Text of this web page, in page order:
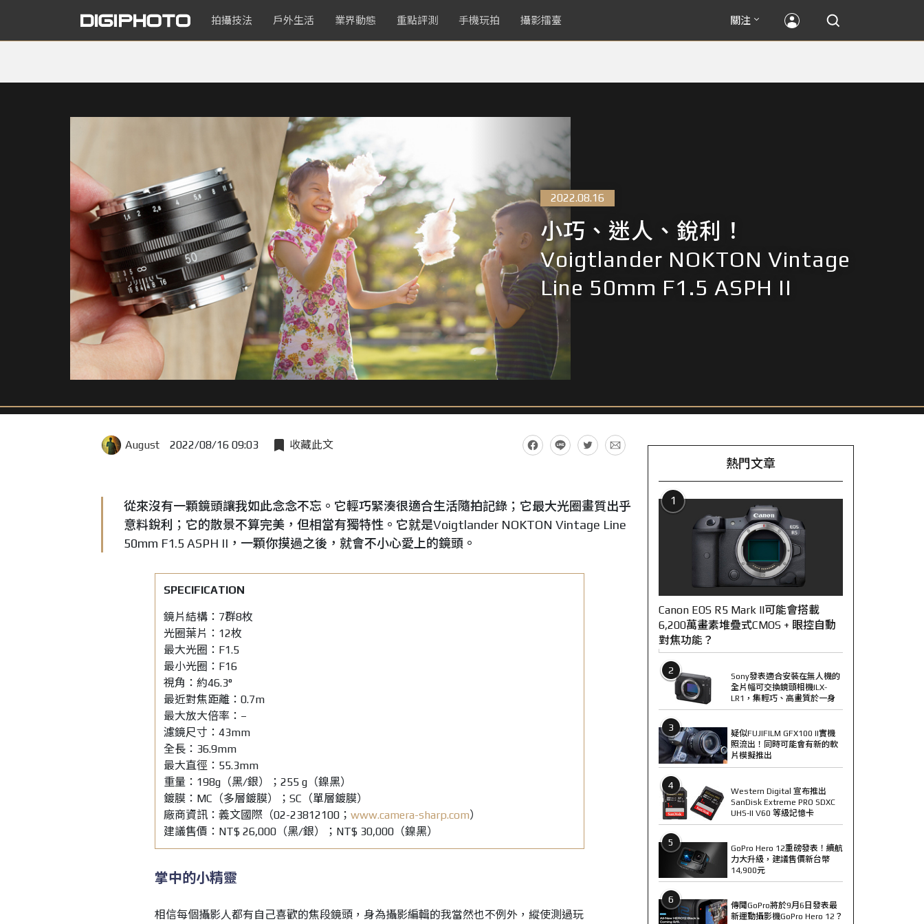
拍攝技法 戶外生活 業界動態 重點評測 手機玩拍 攝影擂臺 關注
2022.08.16
小巧、迷人、銳利！
Voigtlander NOKTON Vintage
Line 50mm F1.5 ASPH II
August 2022/08/16 09:03 收藏此文
從來沒有一顆鏡頭讓我如此念念不忘。它輕巧緊湊很適合生活隨拍記錄；它最大光圈畫質出乎
意料銳利；它的散景不算完美，但相當有獨特性。它就是Voigtlander NOKTON Vintage Line
50mm F1.5 ASPH II，一顆你摸過之後，就會不小心愛上的鏡頭。
SPECIFICATION
鏡片結構：7群8枚
光圈葉片：12枚
最大光圈：F1.5
最小光圈：F16
視角：約46.3°
最近對焦距離：0.7m
最大放大倍率：–
濾鏡尺寸：43mm
全長：36.9mm
最大直徑：55.3mm
重量：198g（黑∕銀）；255 g（鎳黑）
鍍膜：MC（多層鍍膜）；SC（單層鍍膜）
廠商資訊：義文國際（02-23812100； www.camera-sharp.com）
建議售價：NT$ 26,000（黑∕銀）；NT$ 30,000（鎳黑）
掌中的小精靈
相信每個攝影人都有自己喜歡的焦段鏡頭，身為攝影編輯的我當然也不例外，縱使測過玩
熱門文章
1
Canon EOS R5 Mark II可能會搭載
6,200萬畫素堆疊式CMOS + 眼控自動
對焦功能？
2
Sony發表適合安裝在無人機的
全片幅可交換鏡頭相機ILX-
LR1，集輕巧、高畫質於一身
3
疑似FUJIFILM GFX100 II實機
照流出！同時可能會有新的軟
片模擬推出
4
Western Digital 宣布推出
SanDisk Extreme PRO SDXC
UHS-II V60 等級記憶卡
5
GoPro Hero 12重磅發表！續航
力大升級，建議售價新台幣
14,900元
6
傳聞GoPro將於9月6日發表最
新運動攝影機GoPro Hero 12？